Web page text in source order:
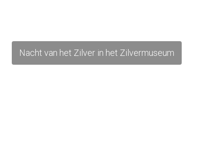
Nacht van het Zilver in het Zilvermuseum